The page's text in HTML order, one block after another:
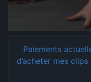
Paiements
d’acheter mes